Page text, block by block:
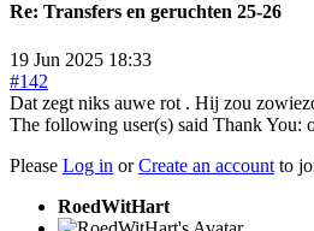
Re: Transfers en geruchten 25-26
19 Jun 2025 18:33
#142
Dat zegt niks auwe rot . Hij zou
The following user(s) said Thank You:
Please Log in orCreate an account to
RoedWitHart